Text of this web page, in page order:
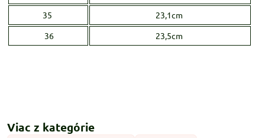
35
23,1cm
36
23,5cm
Viac z kategórie